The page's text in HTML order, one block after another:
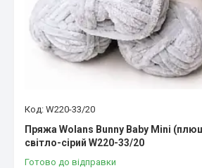
W220-33/20
Пряжа Wolans Bunny Baby Mini
світло-сірий W220-33/20
Готово до відправки